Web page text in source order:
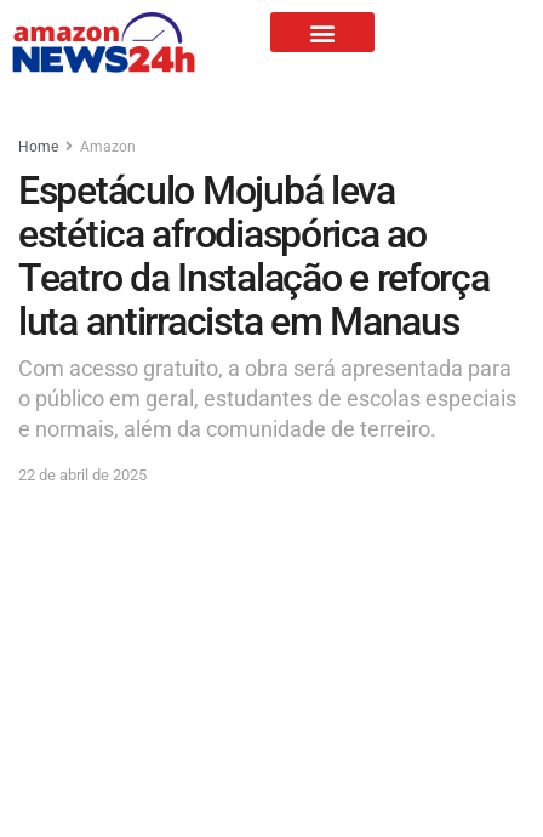
Home Amazon
Espetáculo Mojubá leva
estética afrodiaspórica ao
Teatro da Instalação e reforça
luta antirracista em Manaus
Com acesso gratuito, a obra será apresentada para
o público em geral, estudantes de escolas especiais
e normais, além da comunidade de terreiro.
22 de abril de 2025